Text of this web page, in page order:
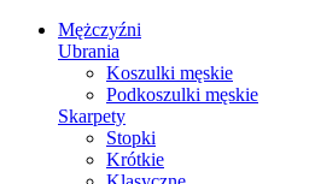
Mężczyźni
Ubrania
Koszulki męskie
Podkoszulki męskie
Skarpety
Stopki
Krótkie